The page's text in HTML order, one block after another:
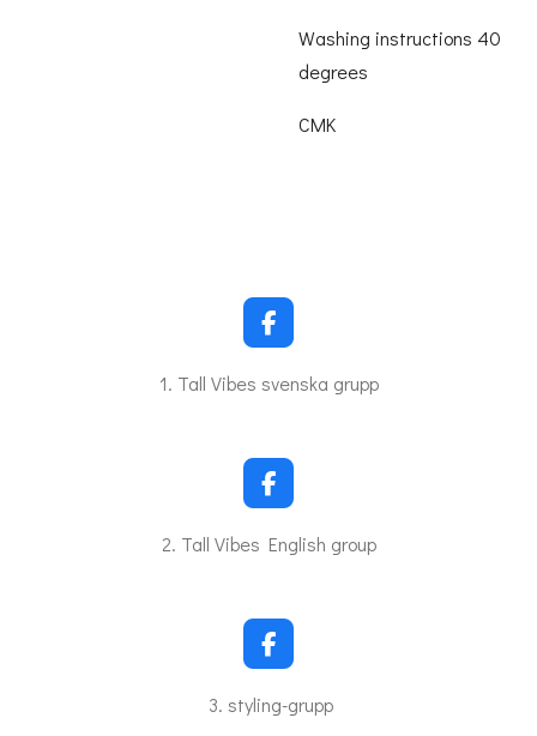
Washing instructions 40
degrees
CMK
F
a
c
o
k
1. Tall Vibes svenska grupp
F
a
c
o
k
2. Tall Vibes English group
F
a
c
e
3. styling-grupp